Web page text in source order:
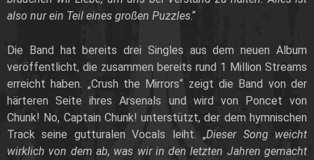
also nur ein Teil eines großen Puzzles.“
Die Band hat bereits drei Singles aus dem neuen Album
veröffentlicht, die zusammen bereits rund 1 Million Streams
erreicht haben. „Crush the Mirrors“ zeigt die Band von der
härteren Seite ihres Arsenals und wird von Poncet von
Chunk! No, Captain Chunk! unterstützt, der dem hymnischen
Track seine gutturalen Vocals leiht. „Dieser Song weicht
wirklich von dem ab, was wir in den letzten Jahren gemacht